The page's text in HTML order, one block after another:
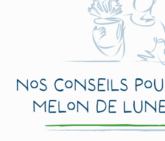
Nos conseils
Melon De